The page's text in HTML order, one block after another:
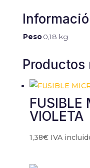
Peso0,18 kg
FUSIBLE
VIOLETA
1,38€ IVA